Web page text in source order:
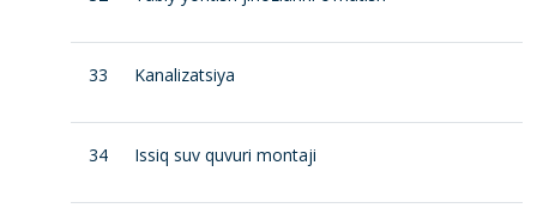
33 Kanalizatsiya
34 Issiq suv quvuri montaji